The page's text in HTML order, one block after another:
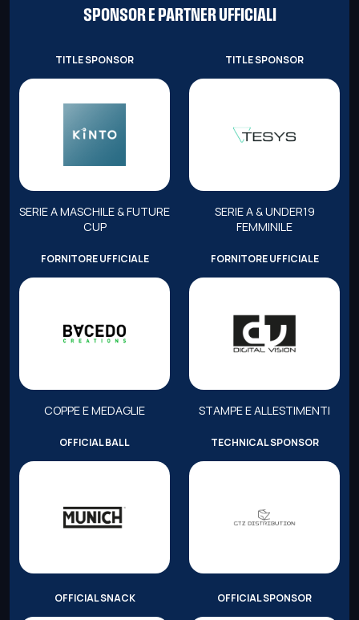
SPONSOR E PARTNER UFFICIALI
TITLE SPONSOR
SERIE A MASCHILE & FUTURE
CUP
TITLE SPONSOR
SERIE A & UNDER19
FEMMINILE
FORNITORE UFFICIALE
COPPE E MEDAGLIE
FORNITORE UFFICIALE
STAMPE E ALLESTIMENTI
OFFICIAL BALL TECHNICAL SPONSOR
OFFICIAL SNACK OFFICIAL SPONSOR